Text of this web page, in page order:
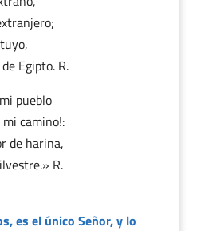
Egipto. R.
pueblo
camino!:
de harina,
R.
es el único Señor, y lo